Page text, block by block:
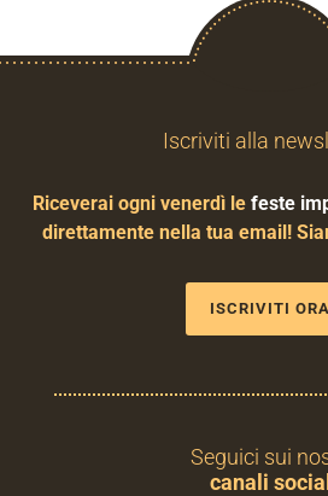
Iscriviti alla
Riceverai ogni venerdì le feste
direttamente nella tua email!
ISCRIVITI ORA
Seguici sui
canali